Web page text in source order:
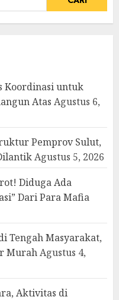
Koordinasi untuk
Atas Agustus 6,
Pemprov Sulut,
Agustus 5, 2026
Diduga Ada
Dari Para Mafia
Tengah Masyarakat,
MurahAgustus 4,
Aktivitas di